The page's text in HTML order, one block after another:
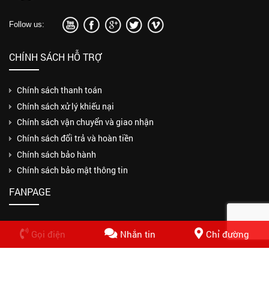
Follow us:
CHÍNH SÁCH HỖ TRỢ
Chính sách thanh toán
Chính sách xử lý khiếu nại
Chính sách vận chuyển và giao nhận
Chính sách đổi trả và hoàn tiền
Chính sách bảo hành
Chính sách bảo mật thông tin
FANPAGE
Gọi điện Nhắn tin Chỉ đường